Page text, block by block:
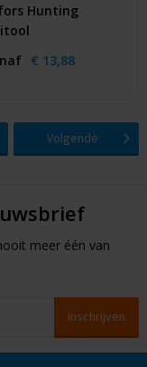
Hunting
€ 13,88
Volgende
meer één van